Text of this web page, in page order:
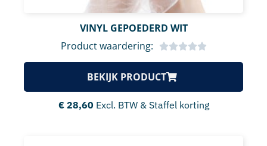
VINYL GEPOEDERD WIT
Product waardering:
BEKIJK PRODUCT
€28,60 Excl. BTW & Staffel korting